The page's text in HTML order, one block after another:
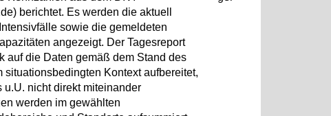
berichtet. Es werden die aktuell
sowie die gemeldeten
angezeigt. Der Tagesreport
auf die Daten gemäß dem Stand des
situationsbedingten Kontext aufbereitet,
u.U. nicht direkt miteinander
werden im gewählten